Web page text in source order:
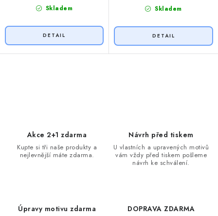
Skladem Skladem
Akce 2+1 zdarma
Kupte si tři naše produkty a
nejlevnější máte zdarma.
Návrh před tiskem
U vlastních a upravených motivů
vám vždy před tiskem pošleme
návrh ke schválení.
Úpravy motivu zdarma DOPRAVA ZDARMA